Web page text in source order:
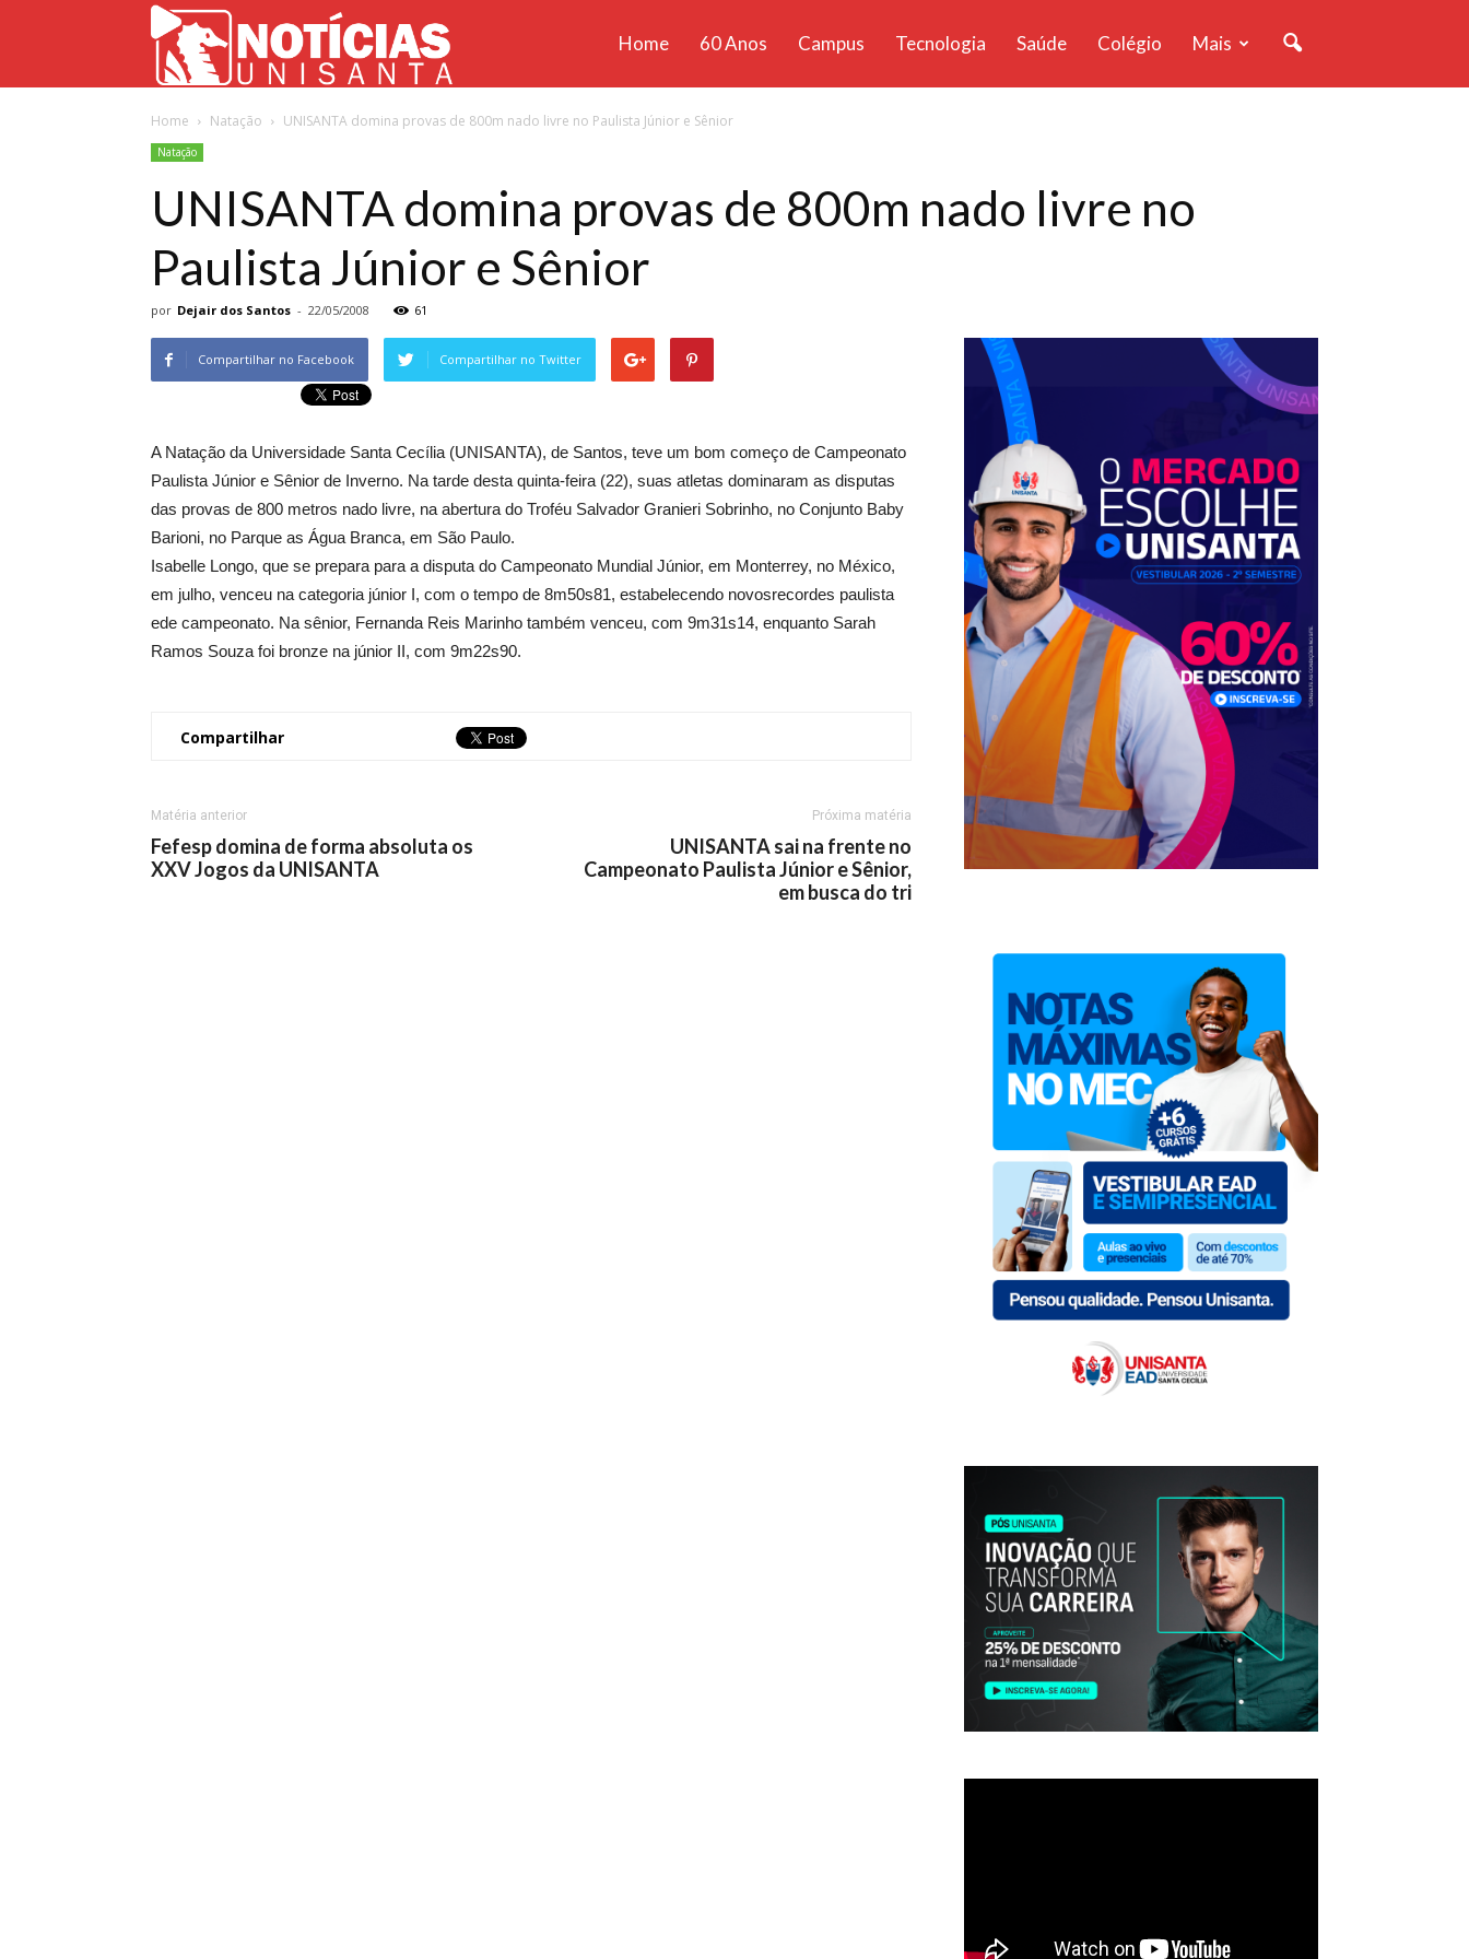
Unisanta
Home 60 Anos Campus Tecnologia Saúde Colégio Mais
Home Natação UNISANTA domina provas de 800m nado livre no Paulista Júnior e Sênior
Natação
UNISANTA domina provas de 800m nado livre no
Paulista Júnior e Sênior
por Dejair dos Santos - 22/05/2008 61
Compartilhar no Facebook Compartilhar no Twitter
A Natação da Universidade Santa Cecília (UNISANTA), de Santos, teve um bom começo de Campeonato
Paulista Júnior e Sênior de Inverno. Na tarde desta quinta-feira (22), suas atletas dominaram as disputas
das provas de 800 metros nado livre, na abertura do Troféu Salvador Granieri Sobrinho, no Conjunto Baby
Barioni, no Parque as Água Branca, em São Paulo.
Isabelle Longo, que se prepara para a disputa do Campeonato Mundial Júnior, em Monterrey, no México,
em julho, venceu na categoria júnior I, com o tempo de 8m50s81, estabelecendo novosrecordes paulista
ede campeonato. Na sênior, Fernanda Reis Marinho também venceu, com 9m31s14, enquanto Sarah
Ramos Souza foi bronze na júnior II, com 9m22s90.
Compartilhar
Matéria anterior
Fefesp domina de forma absoluta os
XXV Jogos da UNISANTA
Próxima matéria
UNISANTA sai na frente no
Campeonato Paulista Júnior e Sênior,
em busca do tri